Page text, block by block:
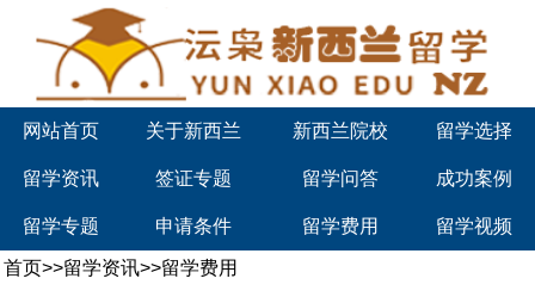
网站首页 关于新西兰 新西兰院校 留学选择
留学资讯 签证专题 留学问答 成功案例
留学专题 申请条件 留学费用 留学视频
首页>>留学资讯>>留学费用